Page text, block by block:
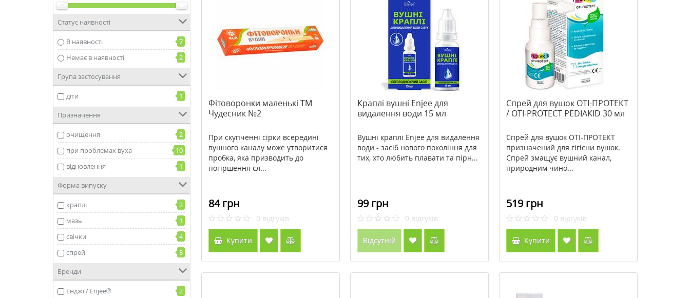
Статус наявності
В наявності
7
Немає в наявності
2
Група застосування
діти 1
Призначення
очищення
2
при проблемах вуха
10
відновлення
1
Форма випуску
краплі
2
мазь
1
свічки
4
спрей
3
Бренди
Енджі / Enjee®
2
Фітоворонки маленькі ТМ
Чудесник №2
При скупченні сірки всередині
вушного каналу може утворитися
пробка, яка призводить до
погіршення сл...
84 грн
0 відгуків
Купити
Краплі вушні Enjee для
видалення води 15 мл
Вушні краплі Enjee для видалення
води - засіб нового покоління для
тих, хто любить плавати та пірн...
99 грн
0 відгуків
Відсутній
Спрей для вушок ОТІ-ПРОТЕКТ
/ OTI-PROTECT PEDIAKID 30 мл
Спрей для вушок ОТІ-ПРОТЕКТ
призначений для гігієни вушок.
Спрей змащує вушний канал,
природним чино...
519 грн
0 відгуків
Купити